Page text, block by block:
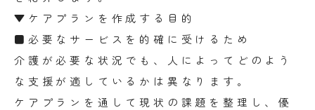
▼ケアプランを作成する目的
■必要なサービスを的確に受けるため
介護が必要な状況でも、人によってどのよう
な支援が適しているかは異なります。
ケアプランを通して現状の課題を整理し、優